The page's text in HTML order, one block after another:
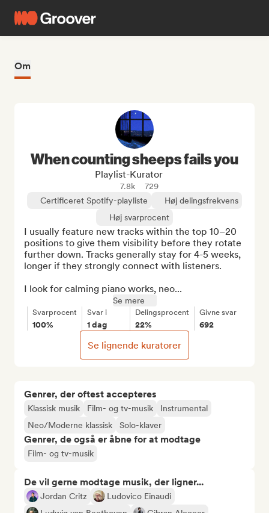
Om
Genrer, der oftest accepteres
Klassisk musik Film- og tv-musik
Instrumental
Neo/Moderne klassisk
Solo-klaver
Genrer, de også er åbne for at modtage
Film- og tv-musik
De vil gerne modtage musik, der ligner...
Jordan Critz
Ludovico Einaudi
When counting sheeps fails you
Playlist-Kurator
7.8k
729
Certificeret Spotify-playliste
Høj delingsfrekvens
Høj svarprocent
I usually feature new tracks within the top 10–20
positions to give them visibility before they rotate
further down. Tracks generally stay for 4-5 weeks,
longer if they strongly connect with listeners.
I look for calming piano works, neo...
Se mere
Svarprocent
100%
Svar i
1 dag
Delingsprocent
22%
Givne svar
692
Se lignende kuratorer